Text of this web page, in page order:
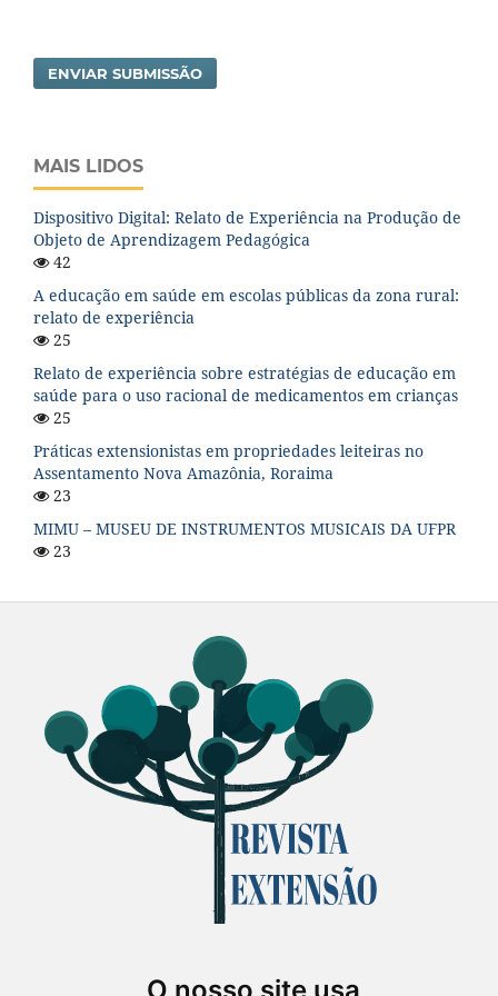
ENVIAR SUBMISSÃO
MAIS LIDOS
Dispositivo Digital: Relato de Experiência na Produção de
Objeto de Aprendizagem Pedagógica
42
A educação em saúde em escolas públicas da zona rural:
relato de experiência
25
Relato de experiência sobre estratégias de educação em
saúde para o uso racional de medicamentos em crianças
25
Práticas extensionistas em propriedades leiteiras no
Assentamento Nova Amazônia, Roraima
23
MIMU – MUSEU DE INSTRUMENTOS MUSICAIS DA UFPR
23